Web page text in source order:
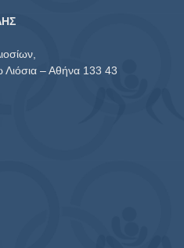
– Αθήνα 133 43